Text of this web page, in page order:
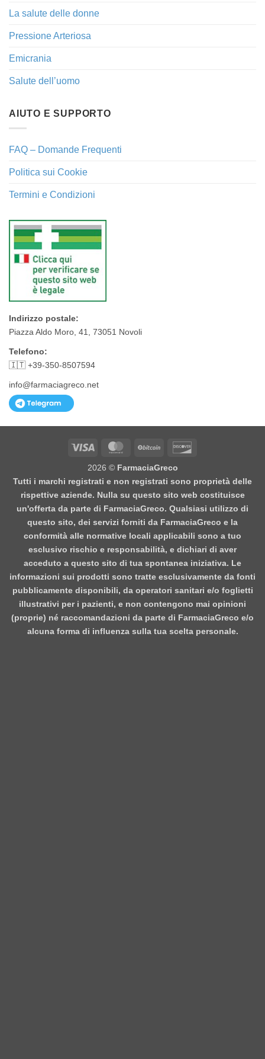
La salute delle donne
Pressione Arteriosa
Emicrania
Salute dell’uomo
AIUTO E SUPPORTO
FAQ – Domande Frequenti
Politica sui Cookie
Termini e Condizioni
Indirizzo postale:
Piazza Aldo Moro, 41, 73051 Novoli
Telefono:
🇮🇹 +39-350-8507594
info@farmaciagreco.net
Visa MasterCardBitCoin
2026 © FarmaciaGreco
Tutti i marchi registrati e non registrati sono proprietà delle
rispettive aziende. Nulla su questo sito web costituisce
un'offerta da parte di FarmaciaGreco. Qualsiasi utilizzo di
questo sito, dei servizi forniti da FarmaciaGreco e la
conformità alle normative locali applicabili sono a tuo
esclusivo rischio e responsabilità, e dichiari di aver
acceduto a questo sito di tua spontanea iniziativa. Le
informazioni sui prodotti sono tratte esclusivamente da fonti
pubblicamente disponibili, da operatori sanitari e/o foglietti
illustrativi per i pazienti, e non contengono mai opinioni
(proprie) né raccomandazioni da parte di FarmaciaGreco e/o
alcuna forma di influenza sulla tua scelta personale.